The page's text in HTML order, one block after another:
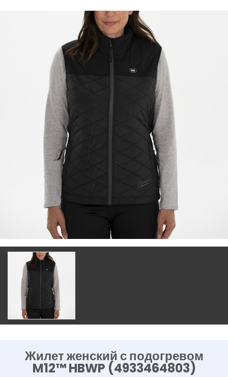
Жилет женский с подогревом
M12™ HBWP (4933464803)